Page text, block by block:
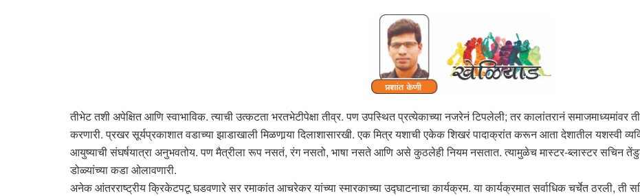
तीभेट तशी अपेक्षित आणि स्वाभाविक. त्याची उत्कटता भरतभेटीपेक्षा तीव्र. पण उपस्थित प्रत्येकाच्या नजरेनं टिपलेली; तर कालांतरानं समाजमाध्यमांवर
करणारी. प्रखर सूर्यप्रकाशात वडाच्या झाडाखाली मिळणार्‍या दिलाशासारखी. एक मित्र यशाची एकेक शिखरं पादाक्रांत करून आता देशातील यशस्वी
आयुष्याची संघर्षयात्रा अनुभवतोय. पण मैत्रीला रूप नसतं, रंग नसतो, भाषा नसते आणि असे कुठलेही नियम नसतात. त्यामुळेच मास्टर-ब्लास्टर सचिन
डोळ्यांच्या कडा ओलावणारी.
अनेक आंतरराष्ट्रीय क्रिकेटपटू घडवणारे सर रमाकांत आचरेकर यांच्या स्मारकाच्या उद्घाटनाचा कार्यक्रम. या कार्यक्रमात सर्वाधिक चर्चेत ठरली, ती